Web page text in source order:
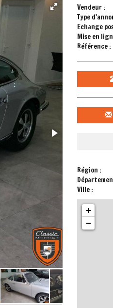
Vendeur :
Type
Echange
Mise en
Référence :
Région :
Ville :
+
−